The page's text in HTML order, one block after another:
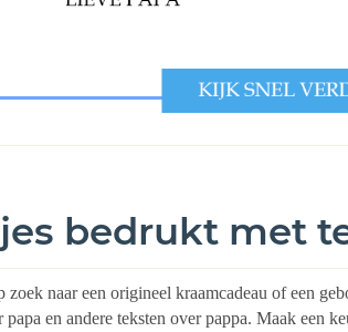
bedrukt met
naar een origineel kraamcadeau of een
en andere teksten over pappa. Maak een